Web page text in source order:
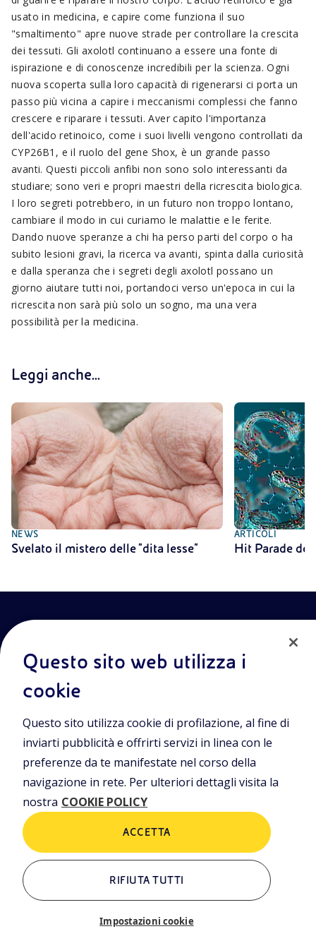
usato in medicina, e capire come funziona il suo
"smaltimento" apre nuove strade per controllare la crescita
dei tessuti. Gli axolotl continuano a essere una fonte di
ispirazione e di conoscenze incredibili per la scienza. Ogni
nuova scoperta sulla loro capacità di rigenerarsi ci porta un
passo più vicina a capire i meccanismi complessi che fanno
crescere e riparare i tessuti. Aver capito l'importanza
dell'acido retinoico, come i suoi livelli vengono controllati da
CYP26B1, e il ruolo del gene Shox, è un grande passo
avanti. Questi piccoli anfibi non sono solo interessanti da
studiare; sono veri e propri maestri della ricrescita biologica.
I loro segreti potrebbero, in un futuro non troppo lontano,
cambiare il modo in cui curiamo le malattie e le ferite.
Dando nuove speranze a chi ha perso parti del corpo o ha
subito lesioni gravi, la ricerca va avanti, spinta dalla curiosità
e dalla speranza che i segreti degli axolotl possano un
giorno aiutare tutti noi, portandoci verso un'epoca in cui la
ricrescita non sarà più solo un sogno, ma una vera
possibilità per la medicina.
Leggi anche...
NEWS
Svelato il mistero delle “dita lesse”
ARTICOLI
Hit Parade
Entra nel mondo Eniscuola.Scopri gli strumenti e le
metodologie innovative per la didattica e naviga tra contenuti
multimediali, lezioni digitali e approfondimenti sui grandi temi
di attualità. Eniscuola è una iniziativa di Eni.
POLICIES
Termini e condizioni
ALTRI LINK
Questo sito web utilizza i
cookie
Questo sito utilizza cookie di profilazione, al fine di
inviarti pubblicità e offrirti servizi in linea con le
preferenze da te manifestate nel corso della
navigazione in rete. Per ulteriori dettagli visita la
nostra COOKIE POLICY
Impostazioni cookie
RIFIUTA TUTTI
ACCETTA